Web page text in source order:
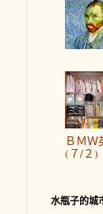
ＢＭＷ
(７/２)
水瓶子的城